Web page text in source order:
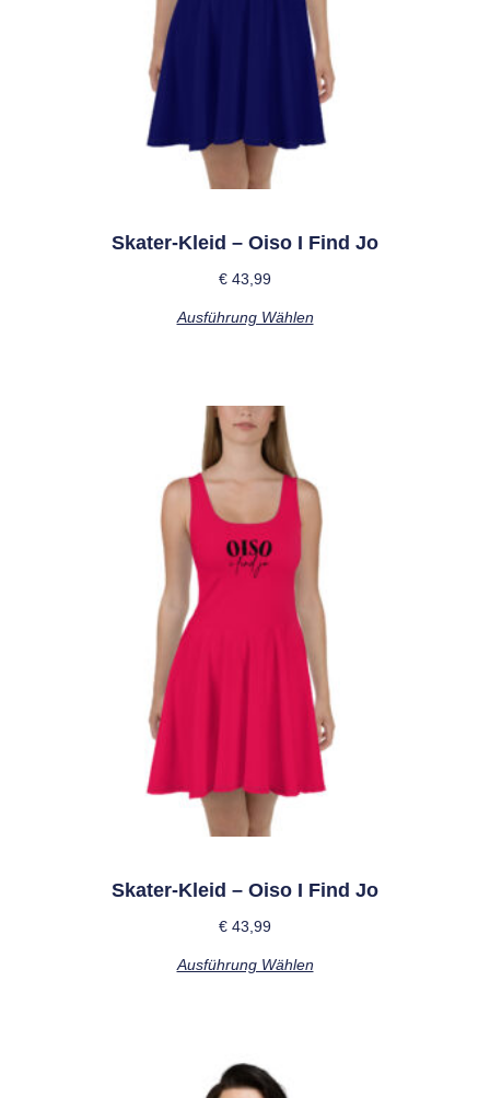
Skater-Kleid – Oiso I Find Jo
€ 43,99
Ausführung Wählen
Skater-Kleid – Oiso I Find Jo
€ 43,99
Ausführung Wählen